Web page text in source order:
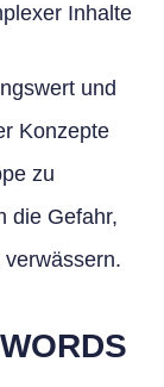
Inhalte
und
Konzepte
zu
die Gefahr,